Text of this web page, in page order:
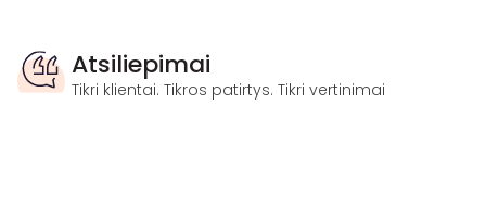
Atsiliepimai
Tikri klientai. Tikros patirtys. Tikri vertinimai